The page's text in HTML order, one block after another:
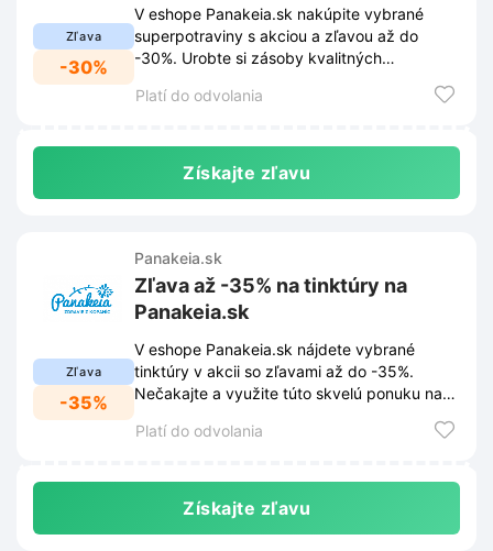
Zľava
-30%
V eshope Panakeia.sk nakúpite vybrané
superpotraviny s akciou a zľavou až do
-30%. Urobte si zásoby kvalitných
Platí do odvolania
Získajte zľavu
Zľava
-35%
Panakeia.sk
Zľava až -35% na tinktúry na
Panakeia.sk
V eshope Panakeia.sk nájdete vybrané
tinktúry v akcii so zľavami až do -35%.
Nečakajte a využite túto skvelú ponuku na
Platí do odvolania
Získajte zľavu